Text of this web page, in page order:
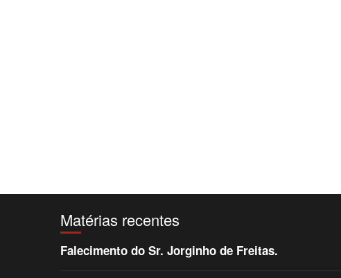
Matérias recentes
Falecimento do Sr. Jorginho de Freitas.